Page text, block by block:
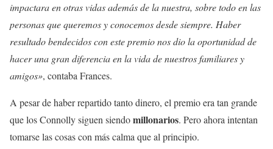
impactara en otras vidas además de la nuestra, sobre todo en las
personas que queremos y conocemos desde siempre. Haber
resultado bendecidos con este premio nos dio la oportunidad de
hacer una gran diferencia en la vida de nuestros familiares y
amigos», contaba Frances.
A pesar de haber repartido tanto dinero, el premio era tan grande
que los Connolly siguen siendomillonarios. Pero ahora intentan
tomarse las cosas con más calma que al principio.